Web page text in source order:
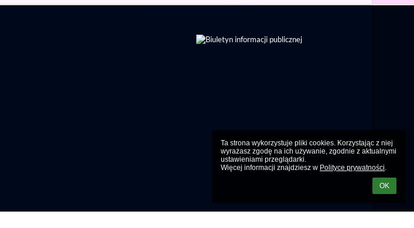
Ta strona wykorzystuje pliki cookies. Korzystając z niej
wyrażasz zgodę na ich używanie, zgodnie z aktualnymi
ustawieniami przeglądarki.
Więcej informacji znajdziesz w Polityce prywatności.
OK